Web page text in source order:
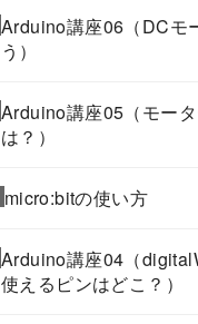
Arduino講座06（DCモ
う）
Arduino講座05（モー
は？）
micro:bitの使い方
Arduino講座04（
使えるピンはどこ？）